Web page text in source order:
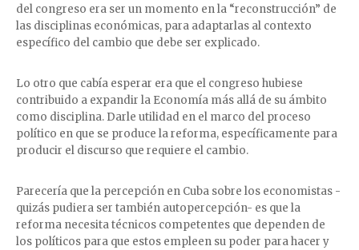
del congreso era ser un momento en la “reconstrucción” de
las disciplinas económicas, para adaptarlas al contexto
específico del cambio que debe ser explicado.
Lo otro que cabía esperar era que el congreso hubiese
contribuido a expandir la Economía más allá de su ámbito
como disciplina. Darle utilidad en el marco del proceso
político en que se produce la reforma, específicamente para
producir el discurso que requiere el cambio.
Parecería que la percepción en Cuba sobre los economistas -
quizás pudiera ser también autopercepción- es que la
reforma necesita técnicos competentes que dependen de
los políticos para que estos empleen su poder para hacer y